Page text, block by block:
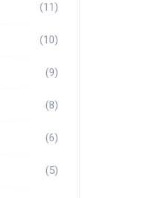
(11)
(10)
(9)
(8)
(6)
(5)